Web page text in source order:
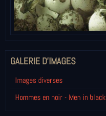
GALERIE D'IMAGES
Images diverses
Hommes en noir - Men in black